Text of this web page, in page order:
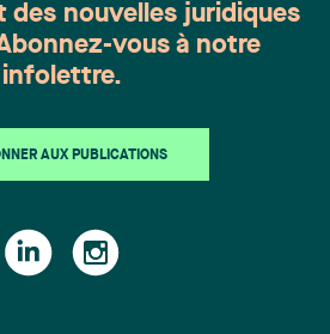
des nouvelles juridiques
vous à notre
infolettre.
AUX PUBLICATIONS